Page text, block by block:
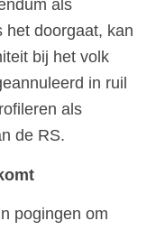
als
het doorgaat, kan
bij het volk
in ruil
als
de RS.
pogingen om